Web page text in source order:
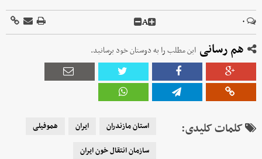
۰ A
هم رسانی این مطلب را به دوستان خود برسانید.
کلمات کلیدی: استان مازندران ایران
هموفیلی
سازمان انتقال خون ایران